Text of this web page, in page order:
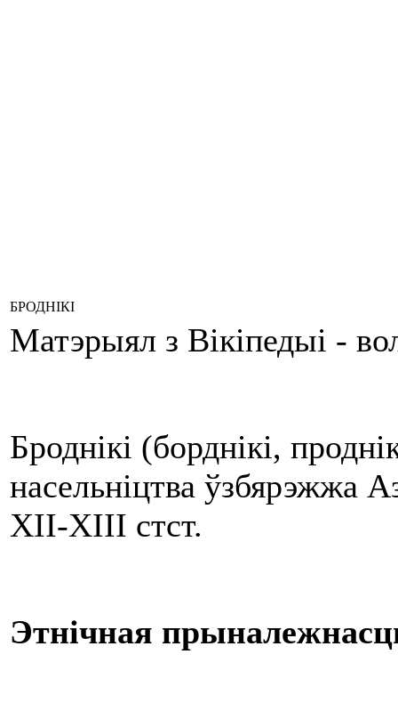
БРОДНІКІ
Матэрыял з Вікіпедыі -
Броднікі (борднікі,
насельніцтва ўзбярэжжа
XII-XIII стст.
Этнічная